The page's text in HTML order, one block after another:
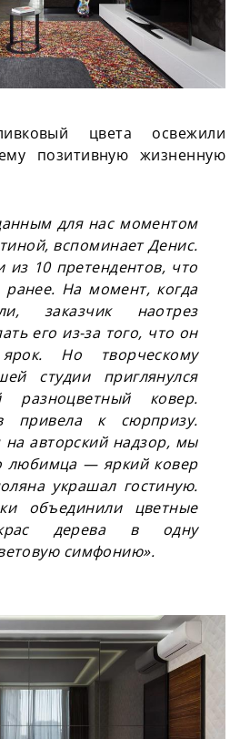
цвета освежили
позитивную жизненную
для нас моментом
вспоминает Денис.
10 претендентов, что
На момент, когда
заказчик наотрез
его из-за того, что он
Но творческому
студии приглянулся
разноцветный ковер.
привела к сюрпризу.
авторский надзор, мы
любимца — яркий ковер
украшал гостиную.
объединили цветные
дерева в одну
симфонию».